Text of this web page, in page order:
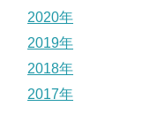
2020年
2019年
2018年
2017年